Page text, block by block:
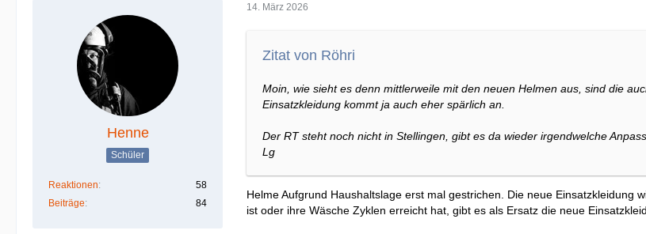
Henne
Schüler
Reaktionen
58
Beiträge
84
14. März 2026
Zitat von Röhri
Moin, wie sieht es denn mittlerweile mit den neuen Helmen aus, sind die
Einsatzkleidung kommt ja auch eher spärlich an.
Der RT steht noch nicht in Stellingen, gibt es da wieder irgendwelche
Lg
Helme Aufgrund Haushaltslage erst mal gestrichen. Die neue
ist oder ihre Wäsche Zyklen erreicht hat, gibt es als Ersatz die neue